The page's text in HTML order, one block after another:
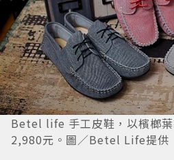
Betel life 手工皮鞋，以檳榔葉
2,980元。圖／Betel Life提供